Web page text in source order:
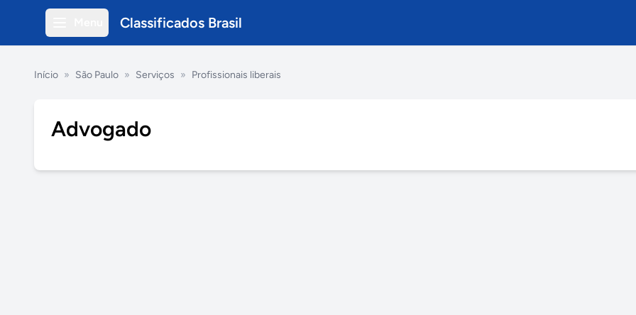
Classificados Brasil
Início » São Paulo » Serviços » Profissionais liberais
Advogado